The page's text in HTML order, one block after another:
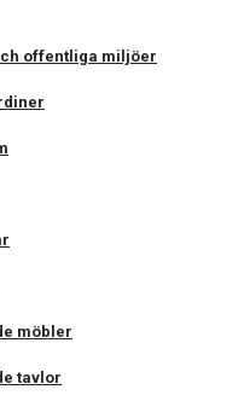
offentliga miljöer
möbler
tavlor